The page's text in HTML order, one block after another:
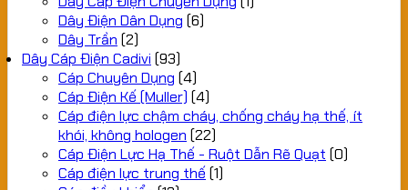
Dây Điện Dân Dụng (6)
Dây Trần (2)
Dây Cáp Điện Cadivi (93)
Cáp Chuyên Dụng (4)
Cáp Điện Kế (Muller) (4)
Cáp điện lực chậm cháy, chống cháy hạ thế, ít
khói, không hologen (22)
Cáp Điện Lực Hạ Thế - Ruột Dẫn Rẽ Quạt (0)
Cáp điện lực trung thế (1)